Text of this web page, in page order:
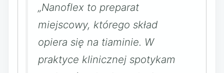
„Nanoflex to preparat
miejscowy, którego skład
opiera się na tiaminie. W
praktyce klinicznej spotykam